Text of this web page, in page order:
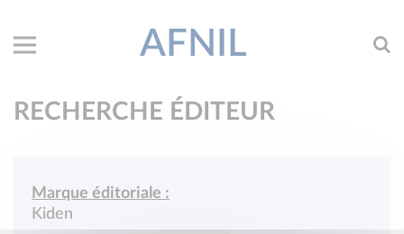
AFNIL
RECHERCHE ÉDITEUR
Marque éditoriale :
Kiden